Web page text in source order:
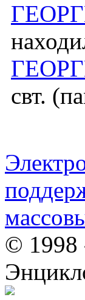
свт.
© 1998